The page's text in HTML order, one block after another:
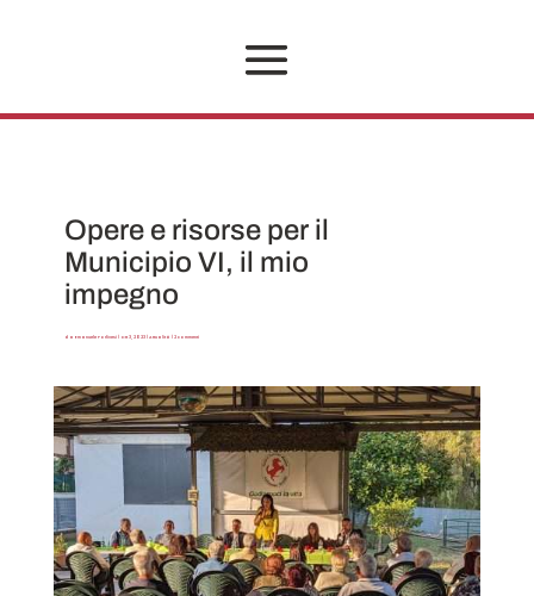
Opere e risorse per il
Municipio VI, il mio
impegno
daEmanuele Forlivesi | Ott 3, 2023 |Attualità |2 commenti